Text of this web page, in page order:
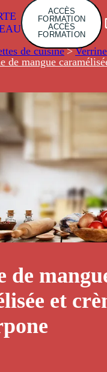
ACCÈS
FORMATION
ACCÈS
FORMATION
de cuisine>
de mangue
de
et